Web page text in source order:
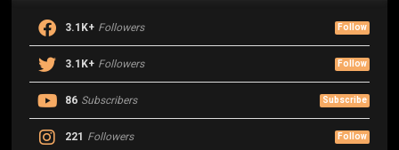
3.1K+ Followers Follow
3.1K+ Followers Follow
86 Subscribers Subscribe
221 Followers Follow